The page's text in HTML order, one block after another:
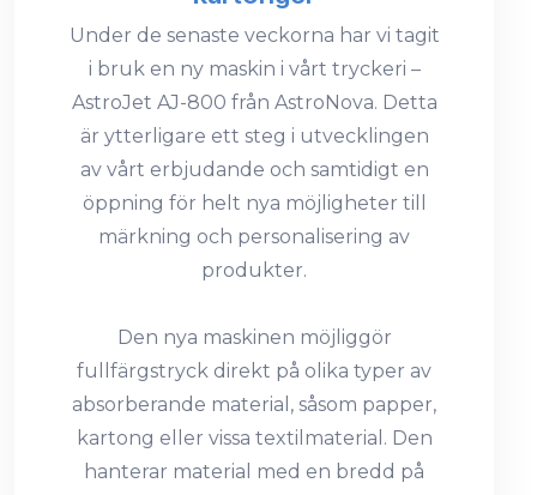
Under de senaste veckorna har vi tagit
i bruk en ny maskin i vårt tryckeri –
AstroJet AJ-800 från AstroNova. Detta
är ytterligare ett steg i utvecklingen
av vårt erbjudande och samtidigt en
öppning för helt nya möjligheter till
märkning och personalisering av
produkter.
Den nya maskinen möjliggör
fullfärgstryck direkt på olika typer av
absorberande material, såsom papper,
kartong eller vissa textilmaterial. Den
hanterar material med en bredd på